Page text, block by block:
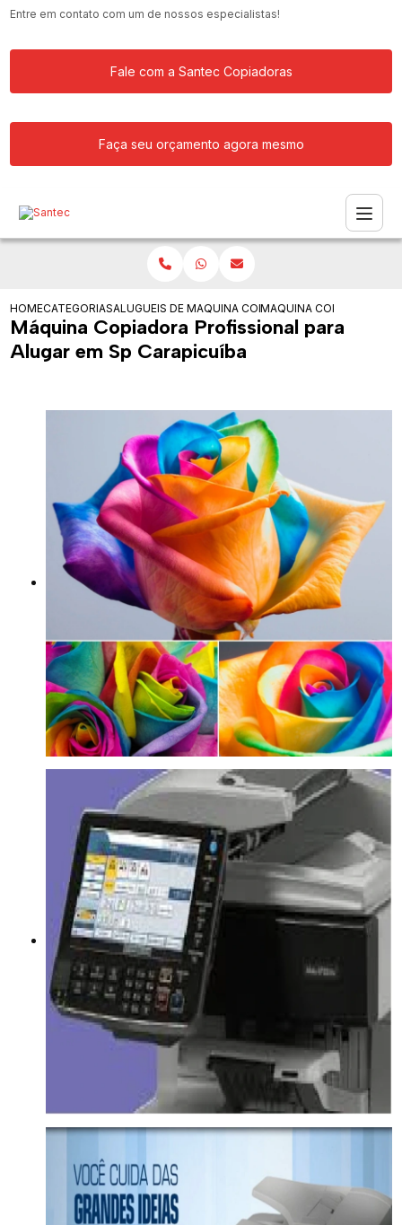
Entre em contato com um de nossos especialistas!
Fale com a Santec Copiadoras
Faça seu orçamento agora mesmo
HOMECATEGORIASALUGUEIS DE COPIADORASMAQUINA COPIADORA PARA ALUGAR
MAQUINA COPIADORA
Máquina Copiadora Profissional para
Alugar em Sp Carapicuíba